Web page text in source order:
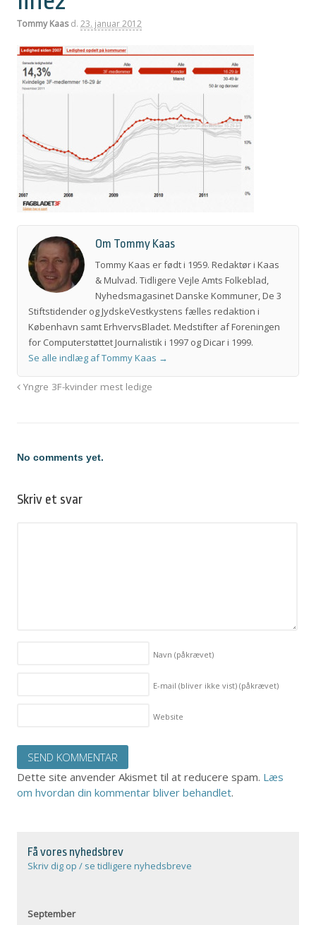
Tommy Kaas d.23. januar 2012
Om Tommy Kaas
Tommy Kaas er født i 1959. Redaktør i Kaas
& Mulvad. Tidligere Vejle Amts Folkeblad,
Nyhedsmagasinet Danske Kommuner, De 3
Stiftstidender og JydskeVestkystens fælles redaktion i
København samt ErhvervsBladet. Medstifter af Foreningen
for Computerstøttet Journalistik i 1997 og Dicar i 1999.
Se alle indlæg af Tommy Kaas →
Yngre 3F-kvinder mest ledige
No comments yet.
Skriv et svar
Navn(påkrævet)
E-mail (bliver ikke vist)(påkrævet)
Website
Dette site anvender Akismet til at reducere spam. Læs
om hvordan din kommentar bliver behandlet.
Få vores nyhedsbrev
Skriv dig op / se tidligere nyhedsbreve
September